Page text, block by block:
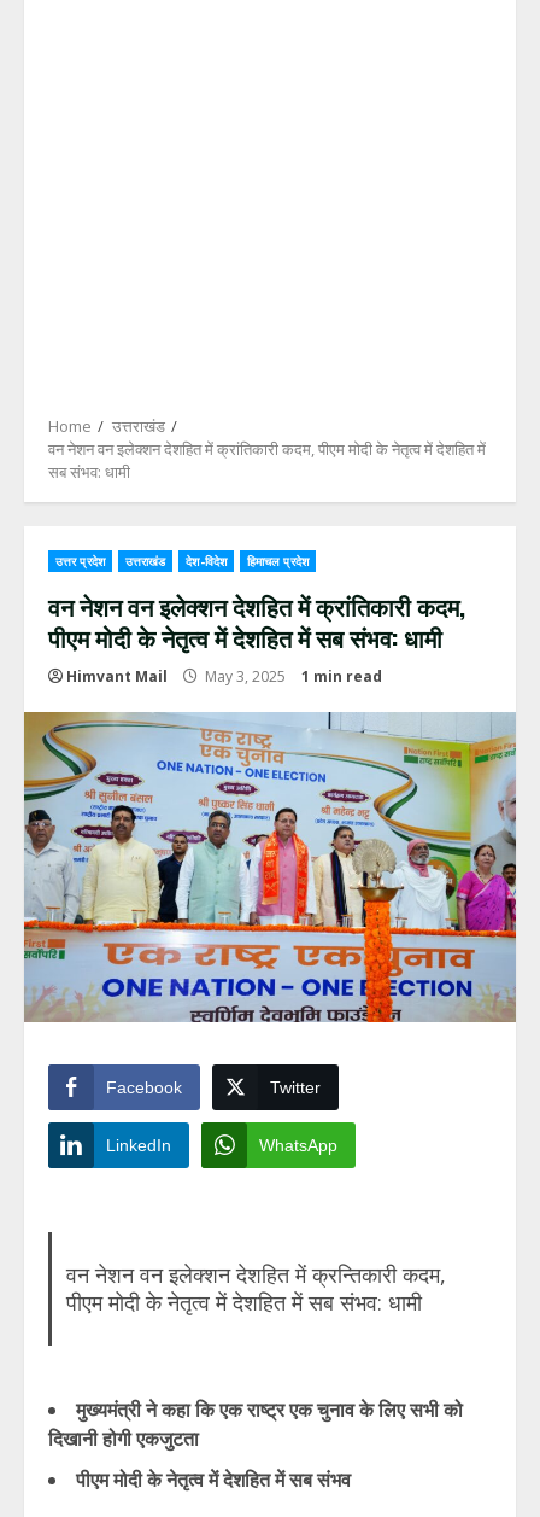
Home
उत्तराखंड
वन नेशन वन इलेक्शन देशहित में क्रांतिकारी कदम, पीएम मोदी के नेतृत्व में देशहित में
सब संभव: धामी
उत्तर प्रदेश उत्तराखंड देश-विदेश हिमाचल प्रदेश
वन नेशन वन इलेक्शन देशहित में क्रांतिकारी कदम,
पीएम मोदी के नेतृत्व में देशहित में सब संभव: धामी
Himvant Mail May 3, 2025 1 min read
Facebook Twitter
LinkedIn WhatsApp
वन नेशन वन इलेक्शन देशहित में क्रन्तिकारी कदम,
पीएम मोदी के नेतृत्व में देशहित में सब संभव: धामी
मुख्यमंत्री ने कहा कि एक राष्ट्र एक चुनाव के लिए सभी को
दिखानी होगी एकजुटता
पीएम मोदी के नेतृत्व में देशहित में सब संभव